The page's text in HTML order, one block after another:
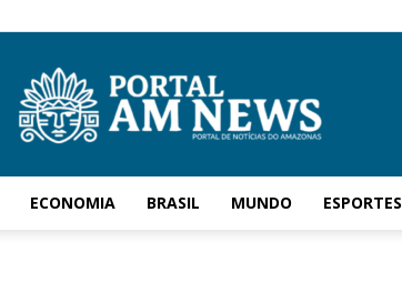
ECONOMIA BRASIL MUNDO ESPORTES